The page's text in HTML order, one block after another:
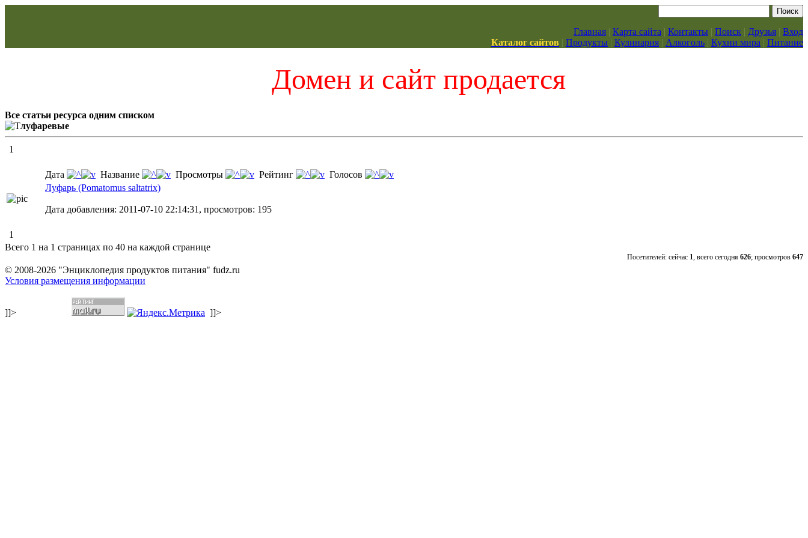
Главная | Карта сайта | Контакты | Поиск | Друзья | Вход
Каталог сайтов | Продукты | Кулинария | Алкоголь | Кухни мира | Питание
Домен и сайт продается
Все статьи ресурса одним списком
луфаревые
1
Дата Название Просмотры Рейтинг
Голосов
Луфарь (Pomatomus saltatrix)
Дата добавления: 2011-07-10 22:14:31, просмотров: 195
1
Всего 1 на 1 страницах по 40 на каждой странице
Посетителей: сейчас 1, всего сегодня 626; просмотров 647
© 2008-2026 "Энциклопедия продуктов питания" fudz.ru
Условия размещения информации
]]> ]]>